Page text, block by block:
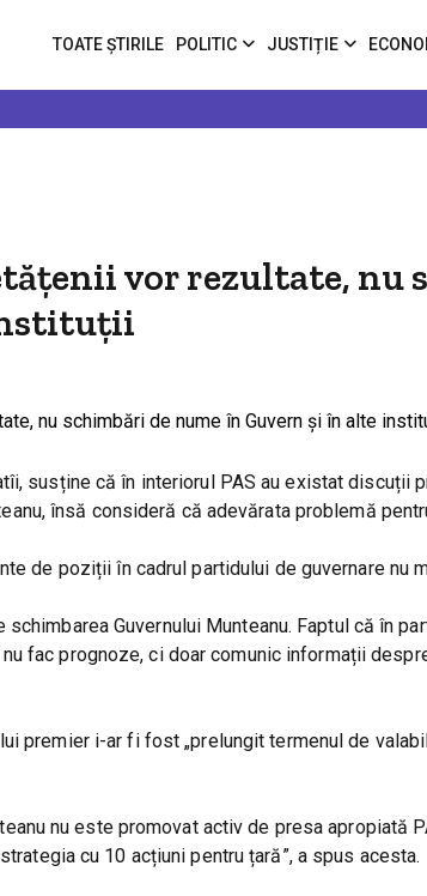
TOATE ȘTIRILE POLITIC JUSTIȚIE
vor rezultate, nu
susține că în interiorul PAS au existat discuții
însă consideră că adevărata problemă
de poziții în cadrul partidului de guvernare nu
Guvernului Munteanu. Faptul că în
fac prognoze, ci doar comunic informații
premier i-ar fi fost „prelungit termenul de
nu este promovat activ de presa apropiată
cu 10 acțiuni pentru țară”, a spus acesta.